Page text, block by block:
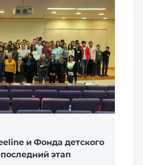
и Фонда детского
этап